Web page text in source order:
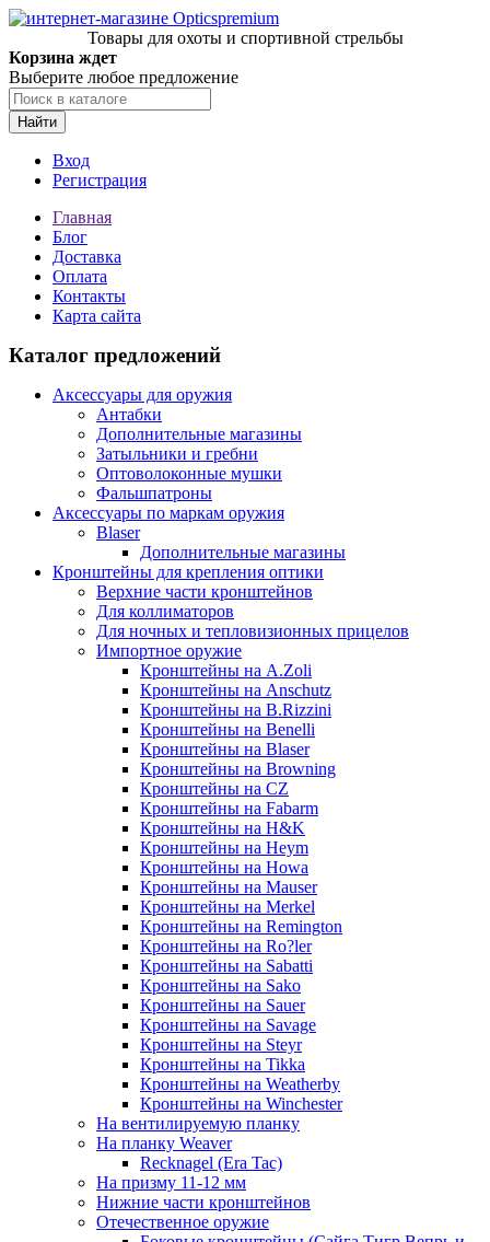
Товары для охоты и спортивной стрельбы
Корзина ждет
Выберите любое предложение
Найти
Вход
Регистрация
Главная
Блог
Доставка
Оплата
Контакты
Карта сайта
Каталог предложений
Аксессуары для оружия
Антабки
Дополнительные магазины
Затыльники и гребни
Оптоволоконные мушки
Фальшпатроны
Аксессуары по маркам оружия
Blaser
Дополнительные магазины
Кронштейны для крепления оптики
Верхние части кронштейнов
Для коллиматоров
Для ночных и тепловизионных прицелов
Импортное оружие
Кронштейны на A.Zoli
Кронштейны на Anschutz
Кронштейны на B.Rizzini
Кронштейны на Benelli
Кронштейны на Blaser
Кронштейны на Browning
Кронштейны на CZ
Кронштейны на Fabarm
Кронштейны на H&K
Кронштейны на Heym
Кронштейны на Howa
Кронштейны на Mauser
Кронштейны на Merkel
Кронштейны на Remington
Кронштейны на Ro?ler
Кронштейны на Sabatti
Кронштейны на Sako
Кронштейны на Sauer
Кронштейны на Savage
Кронштейны на Steyr
Кронштейны на Tikka
Кронштейны на Weatherby
Кронштейны на Winchester
На вентилируемую планку
На планку Weaver
Recknagel (Era Tac)
На призму 11-12 мм
Нижние части кронштейнов
Отечественное оружие